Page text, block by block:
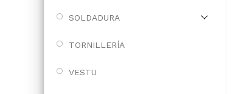
SOLDADURA
TORNILLERÍA
VESTU